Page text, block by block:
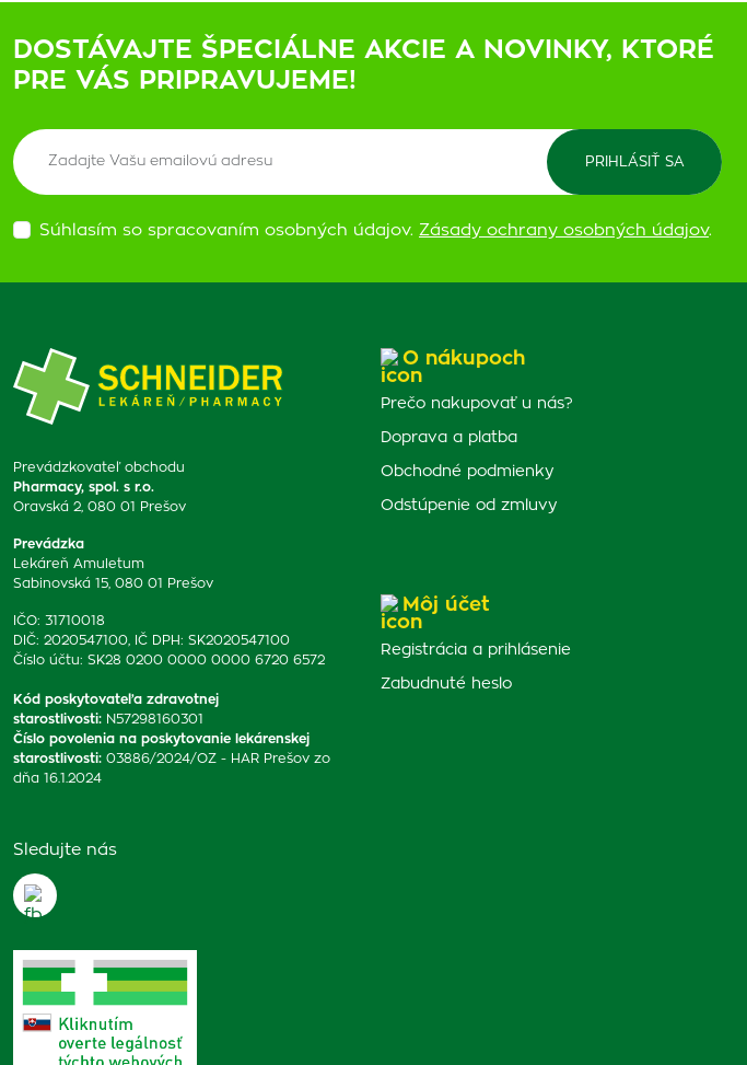
DOSTÁVAJTE ŠPECIÁLNE AKCIE A NOVINKY, KTORÉ
PRE VÁS PRIPRAVUJEME!
Súhlasím so spracovaním osobných údajov. Zásady ochrany osobných údajov.
Prevádzkovateľ obchodu
Pharmacy, spol. s r.o.
Oravská 2, 080 01 Prešov
Prevádzka
Lekáreň Amuletum
Sabinovská 15, 080 01 Prešov
IČO: 31710018
DIČ: 2020547100, IČ DPH: SK2020547100
Číslo účtu: SK28 0200 0000 0000 6720 6572
Kód poskytovateľa zdravotnej
starostlivosti: N57298160301
Číslo povolenia na poskytovanie lekárenskej
starostlivosti: 03886/2024/OZ - HAR Prešov zo
dňa 16.1.2024
Sledujte nás
O nákupoch
Prečo nakupovať u nás?
Doprava a platba
Obchodné podmienky
Odstúpenie od zmluvy
Môj účet
Registrácia a prihlásenie
Zabudnuté heslo